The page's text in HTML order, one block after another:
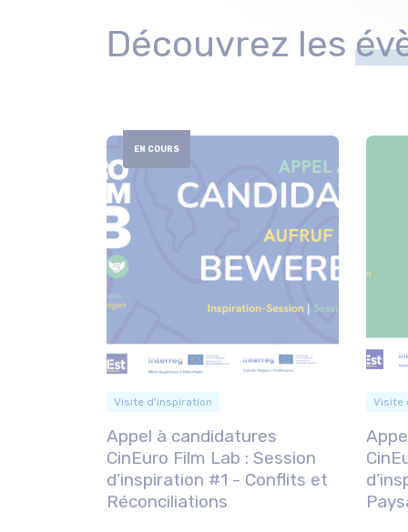
Découvrez les
EN COURS
Visite d'inspiration
Appel à candidatures
CinEuro Film Lab : Session
d’inspiration #1 - Conflits et
Réconciliations
Visite